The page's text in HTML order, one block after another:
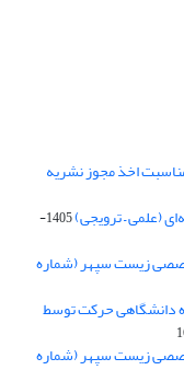
اخذ مجوز نشریه
(علمی – ترویجی)
1405-
زیست سپهر (شماره
دانشگاهی حرکت توسط
زیست سپهر (شماره